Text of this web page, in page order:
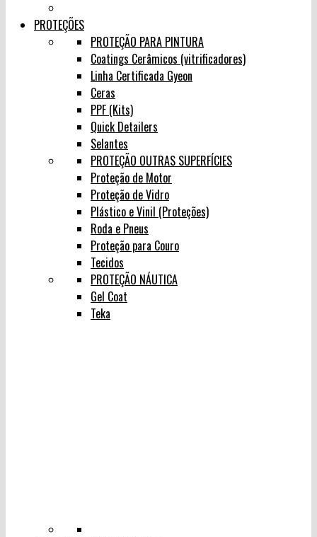
PROTEÇÕES
PROTEÇÃO PARA PINTURA
Coatings Cerâmicos (vitrificadores)
Linha Certificada Gyeon
Ceras
PPF (Kits)
Quick Detailers
Selantes
PROTEÇÃO OUTRAS SUPERFÍCIES
Proteção de Motor
Proteção de Vidro
Plástico e Vinil (Proteções)
Roda e Pneus
Proteção para Couro
Tecidos
PROTEÇÃO NÁUTICA
Gel Coat
Teka